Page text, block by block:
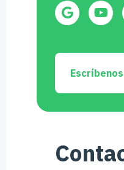
Escríbenos